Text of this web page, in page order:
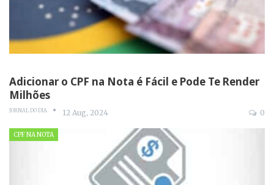
Adicionar o CPF na Nota é Fácil e Pode Te Render
Milhões
JORNAL DO DIA 12 Aug, 2024 0
CPF NA NOTA